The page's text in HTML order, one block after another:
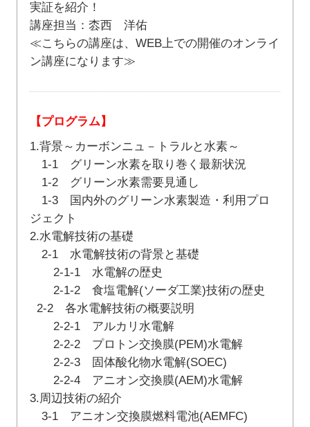
実証を紹介！
講座担当：枩西 洋佑
≪こちらの講座は、WEB上での開催のオンライ
ン講座になります≫
【プログラム】
1.背景～カーボンニュ－トラルと水素～
1-1 グリーン水素を取り巻く最新状況
1-2 グリーン水素需要見通し
1-3 国内外のグリーン水素製造・利用プロ
ジェクト
2.水電解技術の基礎
2-1 水電解技術の背景と基礎
2-1-1 水電解の歴史
2-1-2 食塩電解(ソーダ工業)技術の歴史
2-2 各水電解技術の概要説明
2-2-1 アルカリ水電解
2-2-2 プロトン交換膜(PEM)水電解
2-2-3 固体酸化物水電解(SOEC)
2-2-4 アニオン交換膜(AEM)水電解
3.周辺技術の紹介
3-1 アニオン交換膜燃料電池(AEMFC)